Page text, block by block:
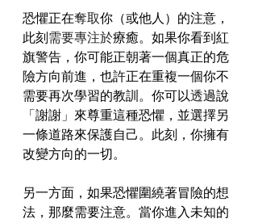
恐懼正在奪取你（或他人）的注意，
此刻需要專注於療癒。如果你看到紅
旗警告，你可能正朝著一個真正的危
險方向前進，也許正在重複一個你不
需要再次學習的教訓。你可以透過說
「謝謝」來尊重這種恐懼，並選擇另
一條道路來保護自己。此刻，你擁有
改變方向的一切。
另一方面，如果恐懼圍繞著冒險的想
法，那麼需要注意。當你進入未知的